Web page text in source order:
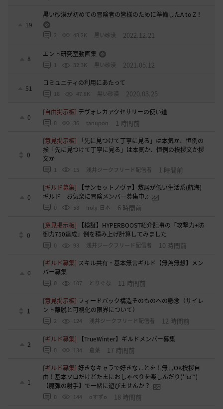
19
黒い砂漠が初めての冒険者の皆様のために準備したA to Z！
2 43.2K 黒い砂漠 2022.12.21
8
エント研究室動画集
1 32.3K 黒い砂漠 2021.05.12
51
コミュニティの利用にあたって
18 47.8K 黒い砂漠 2020.03.25
0
[自由掲示板] デヴォレカアクセサリーの使い道
0 36 tanupon 1 時間前
0
[意見掲示板]
「先に見つけて丁寧に見る」は本気か、恒例の
挨「先に見つけて丁寧に見る」は本気か、恒例の挨拶文か拶
文か
1 15 浅井ジークフリード配信者 1 時間前
0
[ギルド募集]
【サンセットノヴァ】敷居が低い生活系(航海)
ギルド お気楽に冒険メンバー募集中♫
0 58 Iroly-日本 6 時間前
0
[意見掲示板]
【検証】HYPERBOOST紹介記事の「攻撃力+防
御力750達成」例を積み上げ計算してみました
0 93 浅井ジークフリード配信者 10 時間前
0
[ギルド募集] スキル共有・基本無言ギルド【無為無想】メン
バー募集
0 107 とりぐな 11 時間前
1
[意見掲示板] フィードバック構造そのものへの懸念（サイレ
ント離脱と可視化の限界について）
2 124 浅井ジークフリード配信者 12 時間前
2
[ギルド募集] 【TrueWinter】ギルドメンバー募集
0 134 倉葉 17 時間前
1
[ギルド募集]好きなキャラで好きなことを！無言OK挨拶自
由！基本ソロだけどたまにおしゃべりを楽しんだり(*'ω'*)
【魔弾の射手】で一緒に遊びませんか？
0 144 oすずo 18 時間前